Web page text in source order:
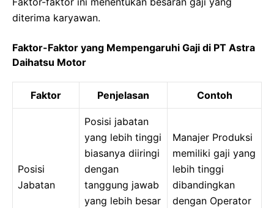
diterima karyawan.
Faktor-Faktor yang Mempengaruhi Gaji di PT Astra
Daihatsu Motor
Faktor Penjelasan Contoh
Posisi
Jabatan
Posisi jabatan
yang lebih tinggi
biasanya diiringi
dengan
tanggung jawab
yang lebih besar
Manajer Produksi
memiliki gaji yang
lebih tinggi
dibandingkan
dengan Operator